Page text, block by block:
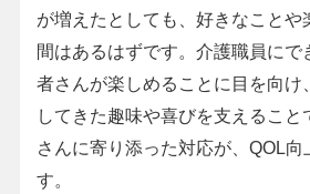
が増えたとしても、好きなことや
間はあるはずです。介護職員にで
者さんが楽しめることに目を向け
してきた趣味や喜びを支えること
さんに寄り添った対応が、QOL向
す。